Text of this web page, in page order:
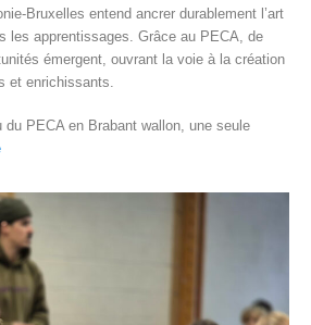
Bruxelles entend ancrer durablement l’art
les apprentissages. Grâce au PECA, de
émergent, ouvrant la voie à la création
et enrichissants.
du PECA en Brabant wallon, une seule